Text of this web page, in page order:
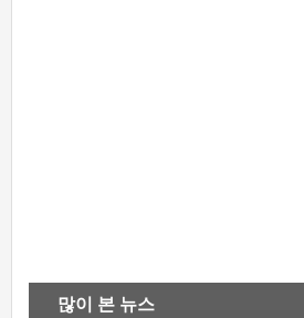
많이 본 뉴스